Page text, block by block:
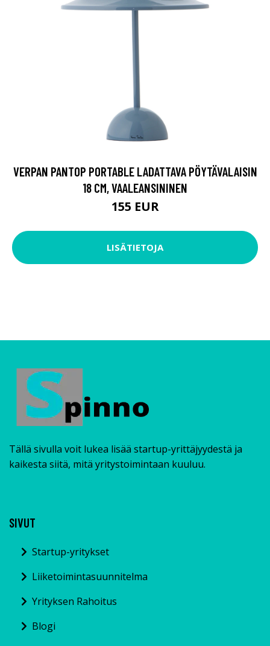
VERPAN PANTOP PORTABLE LADATTAVA PÖYTÄVALAISIN
18 CM, VAALEANSININEN
155 EUR
LISÄTIETOJA
Tällä sivulla voit lukea lisää startup-yrittäjyydestä ja
kaikesta siitä, mitä yritystoimintaan kuuluu.
SIVUT
Startup-yritykset
Liiketoimintasuunnitelma
Yrityksen Rahoitus
Blogi